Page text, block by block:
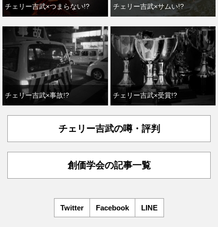
チェリー吉武×つまらない!? チェリー吉武×サムい!?
チェリー吉武×事故!? チェリー吉武×受賞!?
チェリー吉武の噂・評判
創価学会の記事一覧
Twitter Facebook LINE